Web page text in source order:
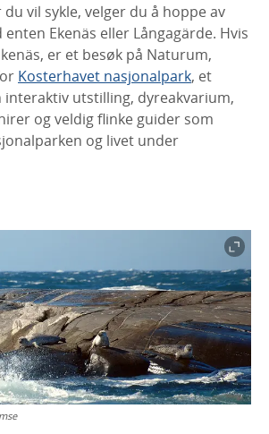
vil sykle, velger du å hoppe av
Ekenäs eller Långagärde. Hvis
er et besøk på Naturum,
Kosterhavet nasjonalpark, et
interaktiv utstilling, dyreakvarium,
og veldig flinke guider som
og livet under